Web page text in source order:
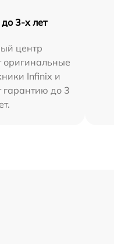
3-х лет
центр
оригинальные
Infinix и
гарантию до 3